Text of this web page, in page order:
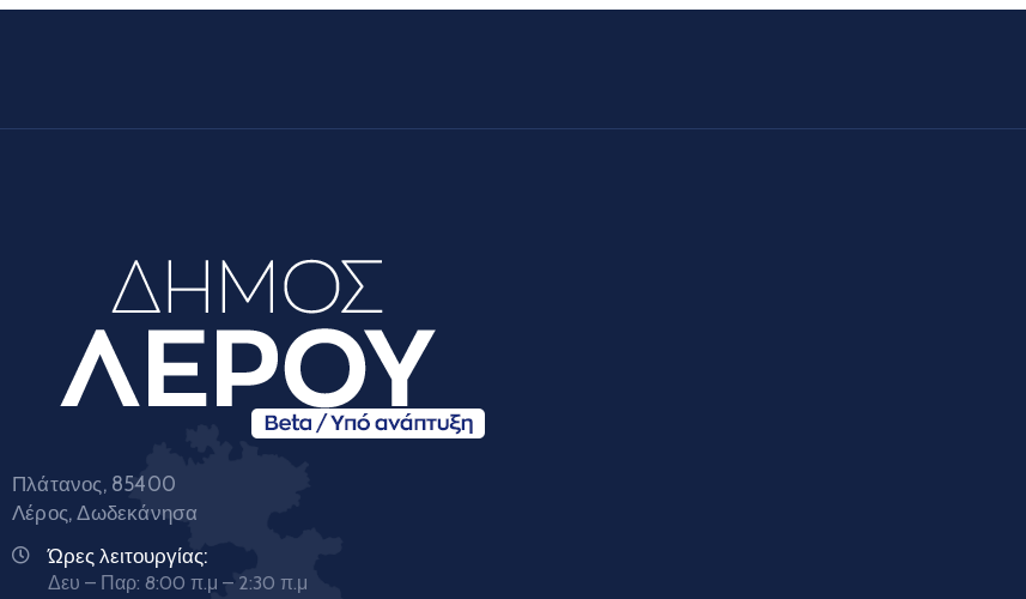
Πλάτανος, 85400
Λέρος, Δωδεκάνησα
Ώρες λειτουργίας:
Δευ – Παρ: 8:00 π.μ – 2:30 π.μ